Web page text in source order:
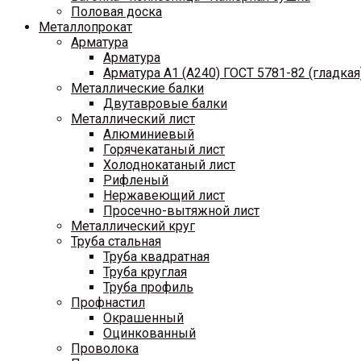
Половая доска
Металлопрокат
Арматура
Арматура
Арматура A1 (A240) ГОСТ 5781-82
Металлические балки
Двутавровые балки
Металлический лист
Алюминиевый
Горячекатаный лист
Холоднокатаный лист
Рифленый
Нержавеющий лист
Просечно-вытяжной лист
Металлический круг
Труба стальная
Труба квадратная
Труба круглая
Труба профиль
Профнастил
Окрашенный
Оцинкованный
Проволока